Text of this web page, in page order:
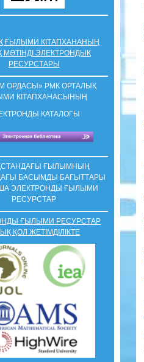
ҒЫЛЫМИ КІТАПХАНАНЫҢ
МӘТІНДІ ЭЛЕКТРОНДЫҚ
РЕСУРСТАРЫ
ОРДАСЫ» РМК ОРТАЛЫҚ
КIТАПХАНАСЫНЫҢ
КАТАЛОГЫ
ҒЫЛЫМНЫҢ
БАСЫМДЫ БАҒЫТТАРЫ
ЭЛЕКТРОНДЫ ҒЫЛЫМИ
РЕСУРСТАР
ҒЫЛЫМИ РЕСУРСТАР
ҚОЛ ЖЕТІМДІЛІКТЕ